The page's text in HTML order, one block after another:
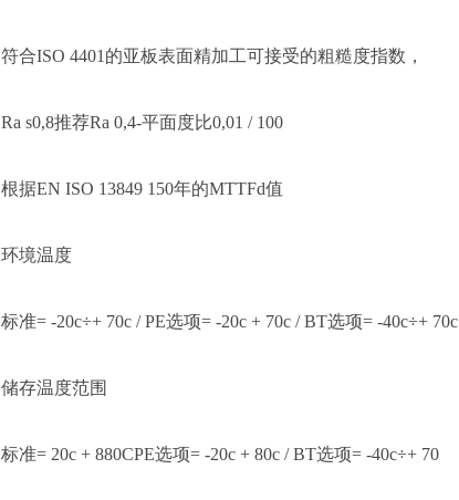
符合ISO 4401的亚板表面精加工可接受的粗糙度指数，
Ra s0,8推荐Ra 0,4-平面度比0,01 / 100
根据EN ISO 13849 150年的MTTFd值
环境温度
标准= -20c÷+ 70c / PE选项= -20c + 70c / BT选项= -40c÷+ 70c
储存温度范围
标准= 20c + 880CPE选项= -20c + 80c / BT选项= -40c÷+ 70